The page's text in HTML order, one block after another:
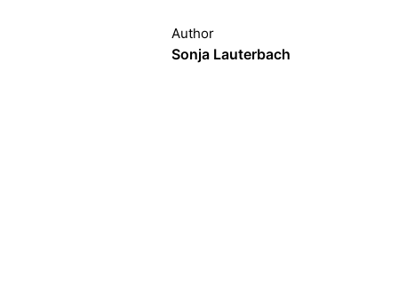
Author
Sonja Lauterbach